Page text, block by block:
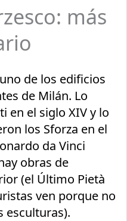
más
de los edificios
de Milán. Lo
en el siglo XIV y lo
los Sforza en el
da Vinci
obras de
(el Último Pietà
ven porque no
esculturas).